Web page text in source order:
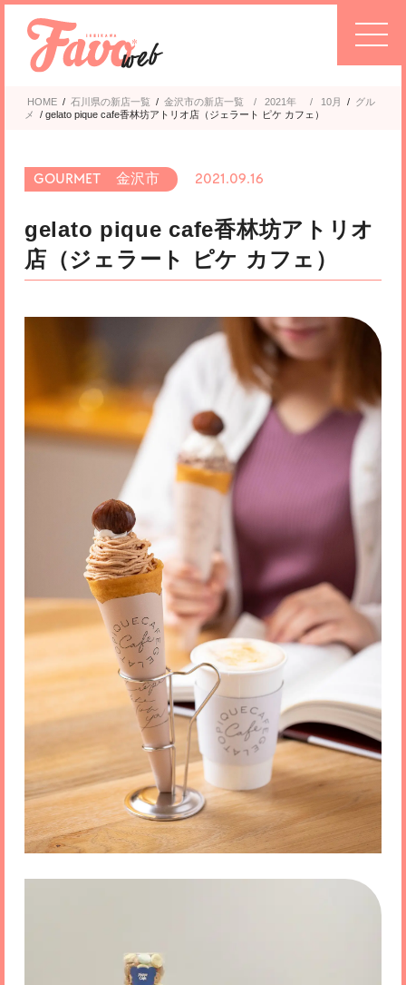
HOME / 石川県の新店一覧 / 金沢市 2021年 / 10月 / グル
メ
/ gelato pique cafe香林坊アトリオ店（ジェラート ピケ カフェ）
金沢市 2021.09.16
gelato pique cafe香林坊アトリオ
店（ジェラート ピケ カフェ）